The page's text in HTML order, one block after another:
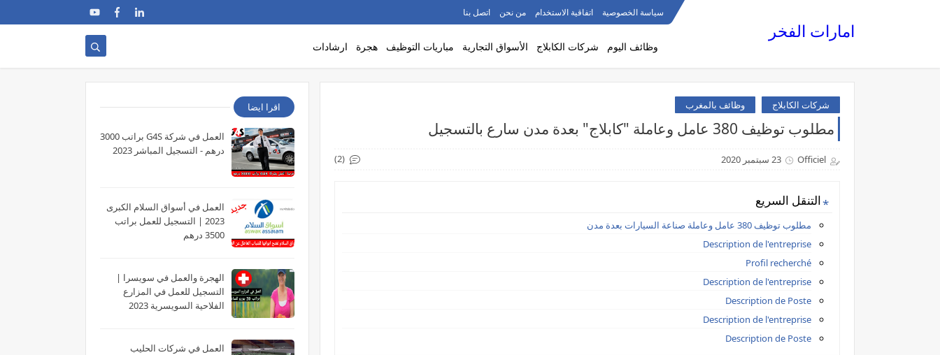
سياسة الخصوصية اتفاقية الاستخدام من نحن اتصل بنا
امارات الفخر
وظائف اليوم شركات الكابلاج الأسواق التجارية مباريات التوظيف هجرة ارشادات
شركات الكابلاج وظائف بالمغرب
مطلوب توظيف 380 عامل وعاملة "كابلاج" بعدة مدن سارع بالتسجيل
Officiel 23 سبتمبر 2020 (2)
التنقل السريع
مطلوب توظيف 380 عامل وعاملة صناعة السيارات بعدة مدن
Description de l'entreprise
Profil recherché
Description de l'entreprise
Description de Poste
Description de l'entreprise
Description de Poste
اقرا ايضا
العمل في شركة G4S براتب 3000
درهم - التسجيل المباشر 2023
العمل في أسواق السلام الكبرى
2023 | التسجيل للعمل براتب
3500 درهم
الهجرة والعمل في سويسرا |
التسجيل للعمل في المزارع
الفلاحية السويسرية 2023
العمل في شركات الحليب